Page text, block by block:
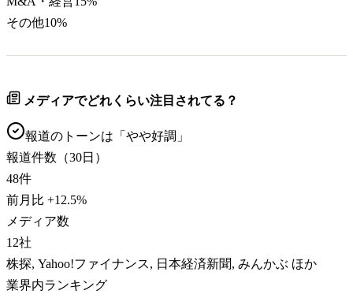
その他10%
メディアでどれくらい注目されてる？
報道のトーンは「 やや好調 」
報道件数（30日）
48件
前月比 +12.5%
メディア数
12社
株探, Yahoo!ファイナンス, 日本経済新聞, みんかぶ ほか
業界内ランキング